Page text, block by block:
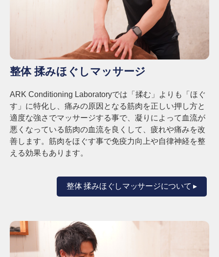
整体 揉みほぐしマッサージ
ARK Conditioning Laboratoryでは「揉む」よりも「ほぐ
す」に特化し、痛みの原因となる筋肉を正しい押し方と
適度な強さでマッサージする事で、凝りによって血流が
悪くなっている筋肉の血流を良くして、疲れや痛みを改
善します。 筋肉をほぐす事で免疫力向上や自律神経を整
える効果もあります。
整体 揉みほぐしマッサージについて ▸